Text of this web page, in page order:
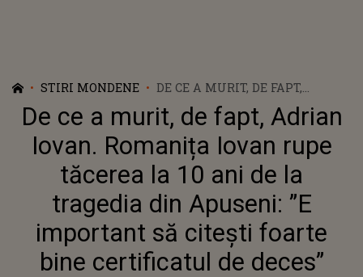
STIRI MONDENE
DE CE A MURIT, DE FAPT,
ADRIAN IOVAN. ROMANIȚA
IOVAN RUPE TĂCEREA LA 10 ANI
DE LA TRAGEDIA DIN APUSENI:
”E IMPORTANT SĂ CITEȘTI
FOARTE BINE CERTIFICATUL DE
De ce a murit, de fapt, Adrian
Iovan. Romanița Iovan rupe
tăcerea la 10 ani de la
tragedia din Apuseni: ”E
important să citești foarte
bine certificatul de deces”